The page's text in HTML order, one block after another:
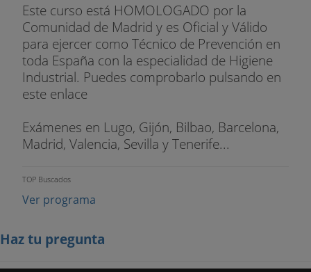
Este curso está HOMOLOGADO por la
Comunidad de Madrid y es Oficial y Válido
para ejercer como Técnico de Prevención en
toda España con la especialidad de Higiene
Industrial. Puedes comprobarlo pulsando en
este enlace
Exámenes en Lugo, Gijón, Bilbao, Barcelona,
Madrid, Valencia, Sevilla y Tenerife...
TOP Buscados
Ver programa
Haz tu pregunta